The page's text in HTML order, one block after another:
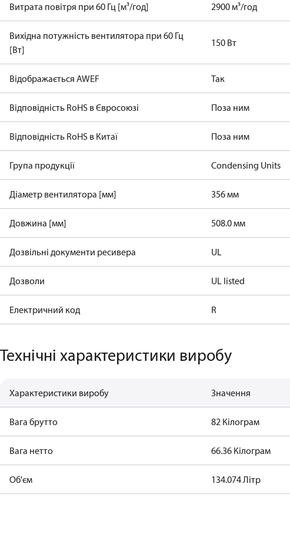
Витрата повітря при 60 Гц [м³/год] 2900 м³/год
Вихідна потужність вентилятора при 60 Гц
[Вт]
150 Вт
Відображається AWEF Так
Відповідність RoHS в Євросоюзі Поза ним
Відповідність RoHS в Китаї Поза ним
Група продукції Condensing Units
Діаметр вентилятора [мм] 356 мм
Довжина [мм] 508.0 мм
Дозвільні документи ресивера UL
Дозволи UL listed
Електричний код R
Технічні характеристики виробу
Характеристики виробу Значення
Вага брутто 82 Кілограм
Bага нетто 66.36 Кілограм
Об'єм 134.074 Літр